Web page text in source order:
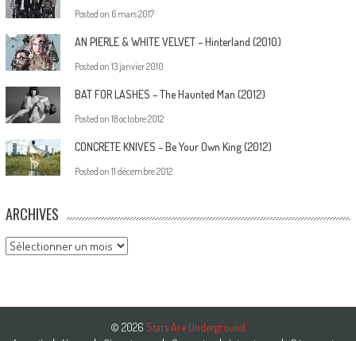
Posted on 6 mars 2017
AN PIERLE & WHITE VELVET – Hinterland (2010)
Posted on 13 janvier 2010
BAT FOR LASHES – The Haunted Man (2012)
Posted on 18 octobre 2012
CONCRETE KNIVES – Be Your Own King (2012)
Posted on 11 décembre 2012
ARCHIVES
Archives
© 2026 Stars Are Underground